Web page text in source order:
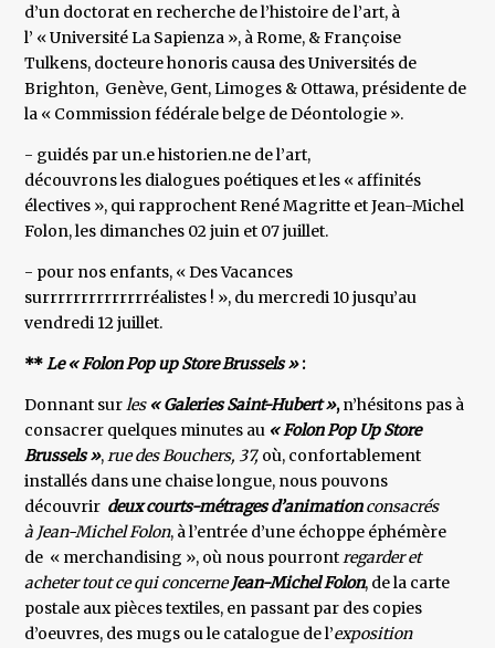
d’un doctorat en recherche de l’histoire de l’art, à
l’ « Université La Sapienza », à Rome, & Françoise
Tulkens, docteure honoris causa des Universités de
Brighton, Genève, Gent, Limoges & Ottawa, présidente de
la « Commission fédérale belge de Déontologie ».
- guidés par un.e historien.ne de l’art,
découvrons les dialogues poétiques et les « affinités
électives », qui rapprochent René Magritte et Jean-Michel
Folon, les dimanches 02 juin et 07 juillet.
- pour nos enfants, « Des Vacances
surrrrrrrrrrrrrréalistes ! », du mercredi 10 jusqu’au
vendredi 12 juillet.
**Le « Folon Pop up Store Brussels »:
Donnant surles « Galeries Saint-Hubert »,n’hésitons pas à
consacrer quelques minutes au « Folon Pop Up Store
Brussels »,rue des Bouchers, 37, où, confortablement
installés dans une chaise longue, nous pouvons
découvrir deux courts-métrages d’animationconsacrés
à Jean-Michel Folon, à l’entrée d’une échoppe éphémère
de « merchandising », où nous pourrontregarder et
acheter tout ce qui concerneJean-Michel Folon, de la carte
postale aux pièces textiles, en passant par des copies
d’oeuvres, des mugs ou le catalogue de l’exposition